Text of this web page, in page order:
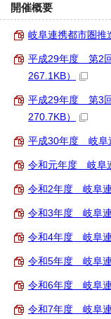
開催概要
岐阜連携都市圏推
平成29年度 第2
267.1KB）
平成29年度 第3
270.7KB）
平成30年度 岐阜
令和元年度 岐阜
令和2年度 岐阜連
令和3年度 岐阜連
令和4年度 岐阜連
令和5年度 岐阜連
令和6年度 岐阜連
令和7年度 岐阜連